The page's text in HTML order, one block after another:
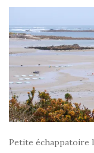
Petite échappatoire